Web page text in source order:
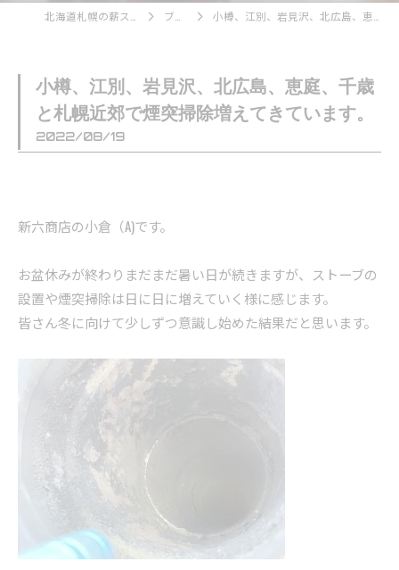
ブログ一覧 小樽、江別、岩見沢、北広島、恵庭、千歳と札幌近郊で煙突掃除増えてきています。
小樽、江別、岩見沢、北広島、恵庭、千歳
と札幌近郊で煙突掃除増えてきています。
2022/08/19
新六商店の小倉（A)です。
お盆休みが終わりまだまだ暑い日が続きますが、ストーブの
設置や煙突掃除は日に日に増えていく様に感じます。
皆さん冬に向けて少しずつ意識し始めた結果だと思います。